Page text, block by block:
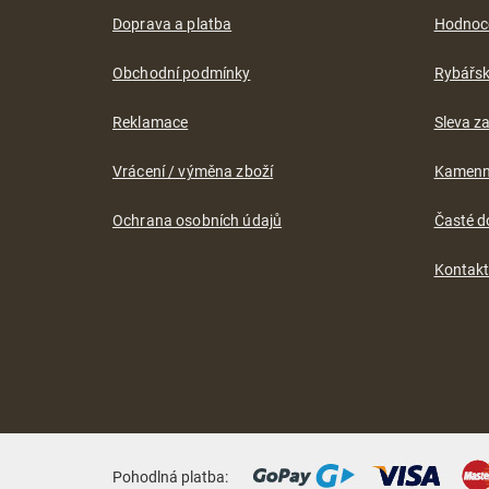
Doprava a platba
Obchodní podmínky
Reklamace
Vrácení / výměna zboží
Ochrana osobních údajů
Sleva
Časté
Pohodlná platba: